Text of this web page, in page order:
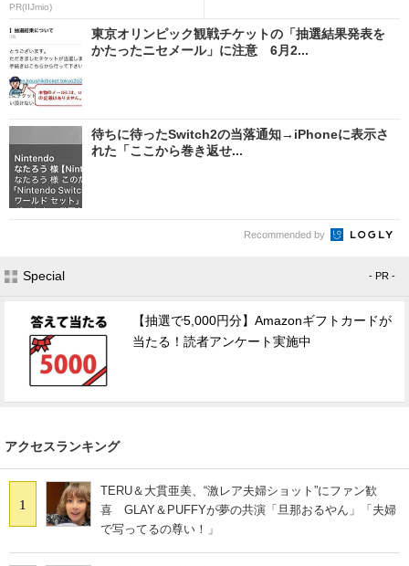
PR(IIJmio)
東京オリンピック観戦チケットの「抽選結果発表を
かたったニセメール」に注意 6月2...
待ちに待ったSwitch2の当落通知→iPhoneに表示さ
れた「ここから巻き返せ...
Recommended by
Special - PR -
【抽選で5,000円分】Amazonギフトカードが
当たる！読者アンケート実施中
アクセスランキング
1
TERU＆大貫亜美、“激レア夫婦ショット”にファン歓
喜 GLAY＆PUFFYが夢の共演「旦那おるやん」「夫婦
で写ってるの尊い！」